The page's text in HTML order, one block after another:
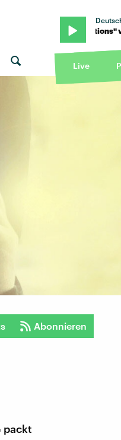
von Kate Nash
Live
Abonnieren
packt